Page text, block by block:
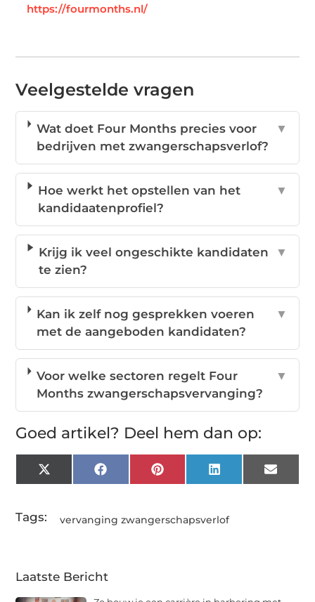
https://fourmonths.nl/
Veelgestelde vragen
Wat doet Four Months precies voor
bedrijven met zwangerschapsverlof?
▼
Hoe werkt het opstellen van het
kandidaatenprofiel?
▼
Krijg ik veel ongeschikte kandidaten
te zien?
▼
Kan ik zelf nog gesprekken voeren
met de aangeboden kandidaten?
▼
Voor welke sectoren regelt Four
Months zwangerschapsvervanging?
▼
Goed artikel? Deel hem dan op:
X
(Twitter)
FacebookPinterestLinkedInEmail
Tags: vervanging zwangerschapsverlof
Laatste Bericht